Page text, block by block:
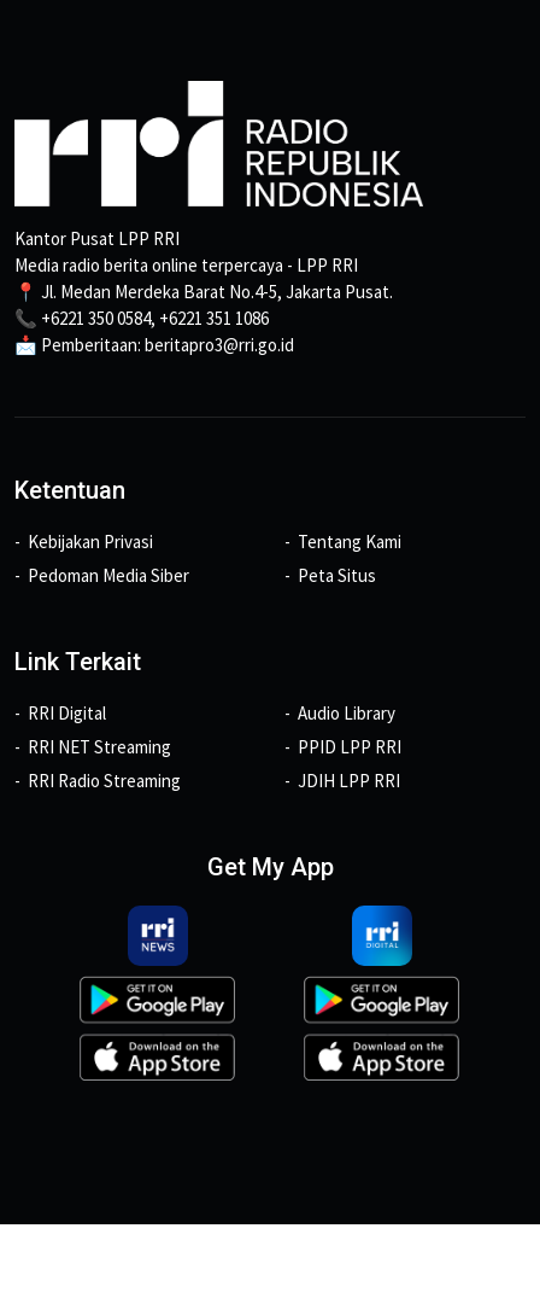
Kantor Pusat LPP RRI
Media radio berita online terpercaya - LPP RRI
📍 Jl. Medan Merdeka Barat No.4-5, Jakarta Pusat.
📞 +6221 350 0584, +6221 351 1086
📩 Pemberitaan: beritapro3@rri.go.id
Ketentuan
Kebijakan Privasi
Pedoman Media Siber
Tentang Kami
Peta Situs
Link Terkait
RRI Digital
RRI NET Streaming
RRI Radio Streaming
Audio Library
PPID LPP RRI
JDIH LPP RRI
Get My App